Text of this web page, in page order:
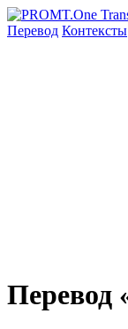
Перевод Контексты
Перевод